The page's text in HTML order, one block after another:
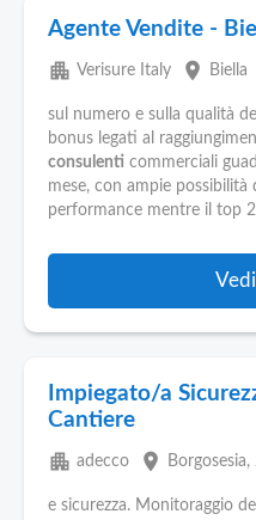
Agente Vendite -
apartment Verisure Italy place Biella
sul numero e sulla qualità
bonus legati al
consulenti commerciali
mese, con ampie possibilità
performance mentre il top
Impiegato/a
Cantiere
apartment adecco place Borgosesia,
e sicurezza. Monitoraggio